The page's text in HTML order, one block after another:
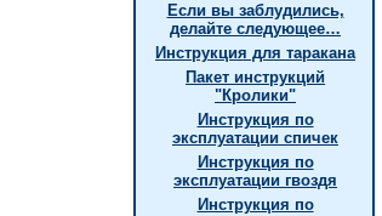
Если вы заблудились,
делайте следующее…
Инструкция для таракана
Пакет инструкций
"Кролики"
Инструкция по
эксплуатации спичек
Инструкция по
эксплуатации гвоздя
Инструкция по